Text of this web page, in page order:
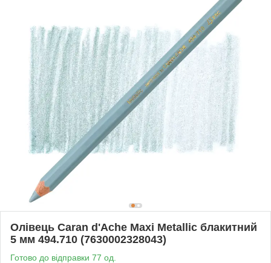
Олівець Caran d'Ache Maxi Metallic блакитний
5 мм 494.710 (7630002328043)
Готово до відправки 77 од.